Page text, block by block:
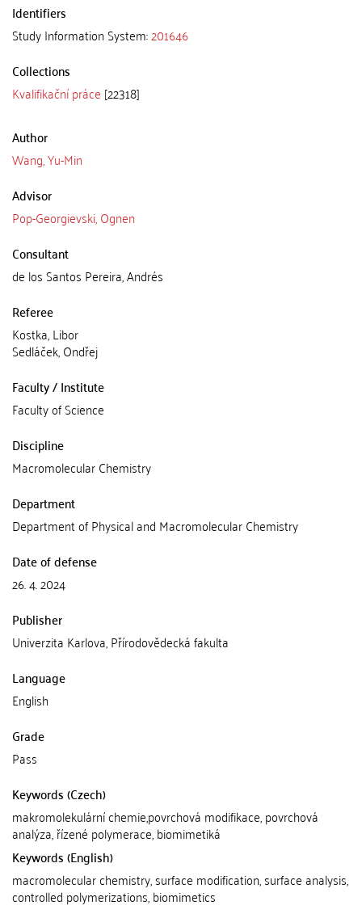
Identifiers
Study Information System:201646
Collections
Kvalifikační práce [22318]
Author
Wang, Yu-Min
Advisor
Pop-Georgievski, Ognen
Consultant
de los Santos Pereira, Andrés
Referee
Kostka, Libor
Sedláček, Ondřej
Faculty / Institute
Faculty of Science
Discipline
Macromolecular Chemistry
Department
Department of Physical and Macromolecular Chemistry
Date of defense
26. 4. 2024
Publisher
Univerzita Karlova, Přírodovědecká fakulta
Language
English
Grade
Pass
Keywords (Czech)
makromolekulární chemie,povrchová modifikace, povrchová
analýza, řízené polymerace, biomimetiká
Keywords (English)
macromolecular chemistry, surface modification, surface analysis,
controlled polymerizations, biomimetics